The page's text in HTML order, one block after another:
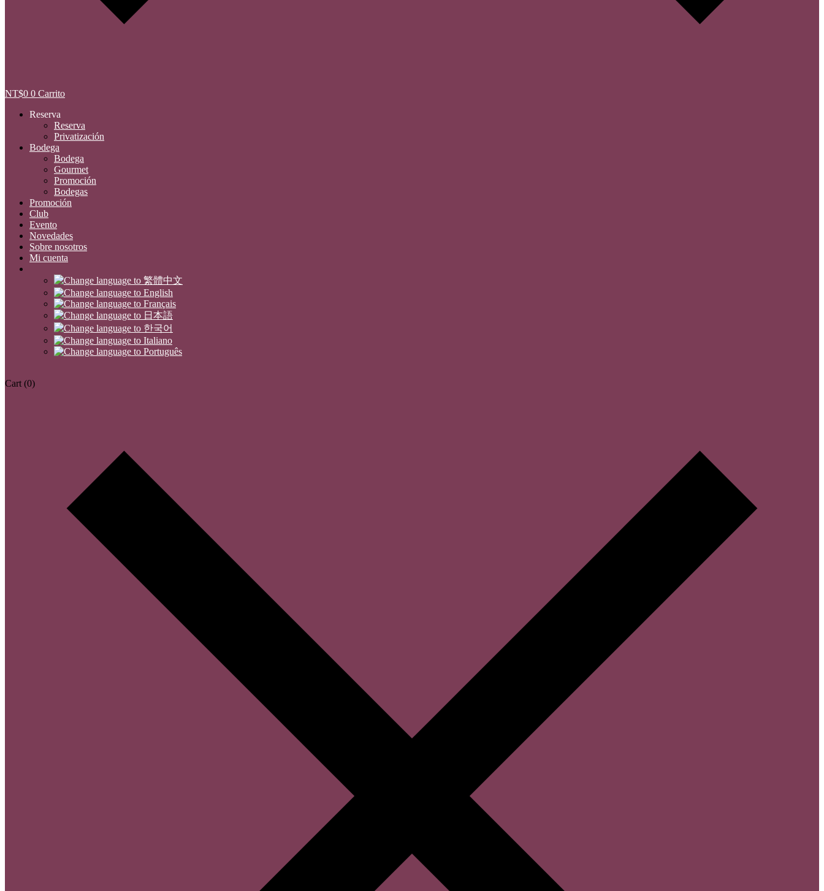
NT$0 0 Carrito
Reserva
Reserva
Privatización
Bodega
Bodega
Gourmet
Promoción
Bodegas
Promoción
Club
Evento
Novedades
Sobre nosotros
Mi cuenta
Cart (0)